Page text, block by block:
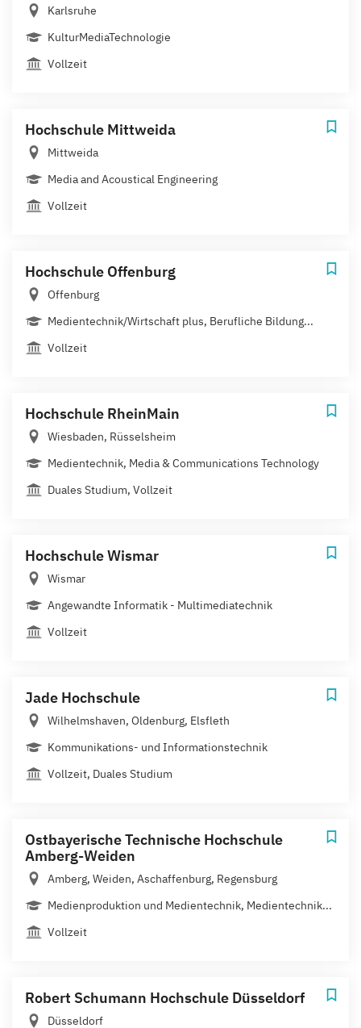
Karlsruhe
KulturMediaTechnologie
Vollzeit
Hochschule Mittweida
Mittweida
Media and Acoustical Engineering
Vollzeit
Hochschule Offenburg
Offenburg
Medientechnik/Wirtschaft plus, Berufliche Bildung...
Vollzeit
Hochschule RheinMain
Wiesbaden, Rüsselsheim
Medientechnik, Media & Communications Technology
Duales Studium, Vollzeit
Hochschule Wismar
Wismar
Angewandte Informatik - Multimediatechnik
Vollzeit
Jade Hochschule
Wilhelmshaven, Oldenburg, Elsfleth
Kommunikations- und Informationstechnik
Vollzeit, Duales Studium
Ostbayerische Technische Hochschule
Amberg-Weiden
Amberg, Weiden, Aschaffenburg, Regensburg
Medienproduktion und Medientechnik, Medientechnik...
Vollzeit
Robert Schumann Hochschule Düsseldorf
Düsseldorf